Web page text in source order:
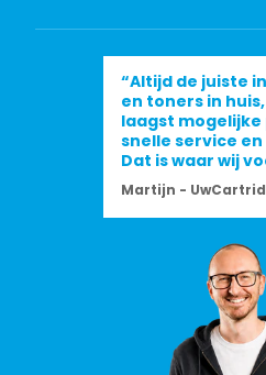
“Altijd de juiste
en toners in
laagst mogelijke
snelle service
Dat is waar wij
Martijn -